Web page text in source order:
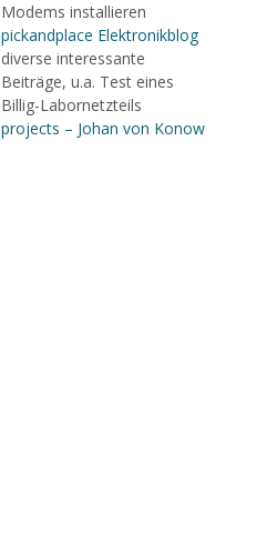
Modems installieren
pickandplace Elektronikblog
diverse interessante
Beiträge, u.a. Test eines
Billig-Labornetzteils
projects – Johan von Konow